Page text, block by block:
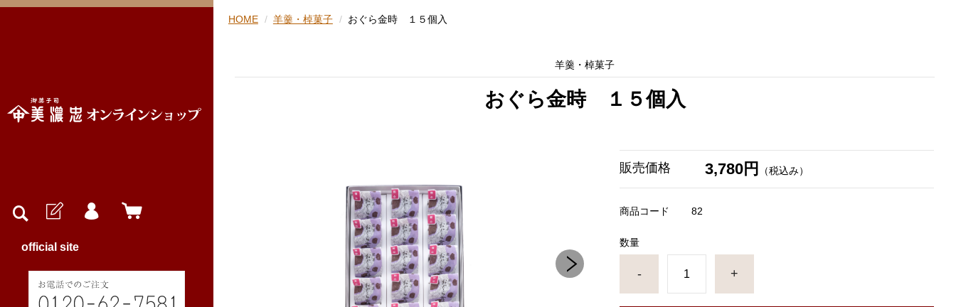
official site
HOME 羊羹・棹菓子 おぐら金時 １５個入
羊羹・棹菓子
おぐら金時 １５個入
販売価格 3,780円 （税込み）
商品コード 82
数量
- +